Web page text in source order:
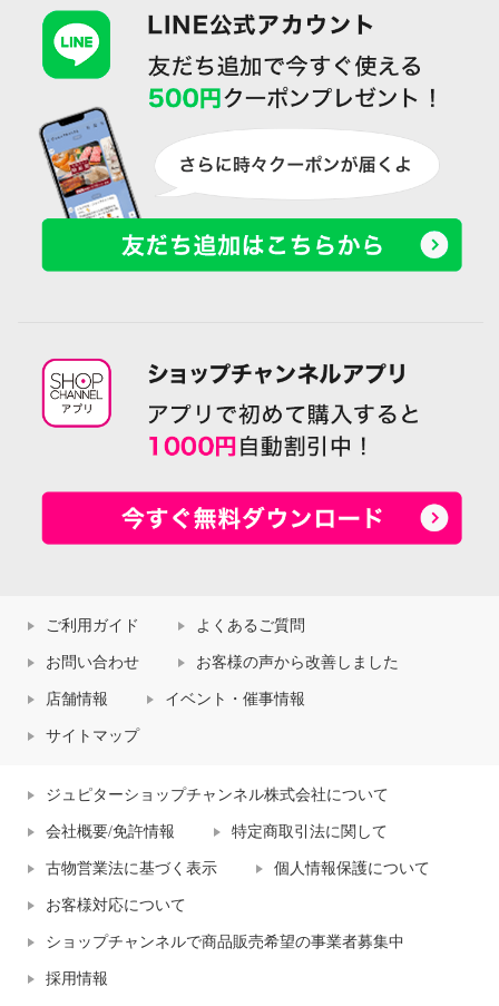
ご利用ガイド よくあるご質問
お問い合わせ お客様の声から改善しました
店舗情報 イベント・催事情報
サイトマップ
ジュピターショップチャンネル株式会社について
会社概要/免許情報 特定商取引法に関して
古物営業法に基づく表示 個人情報保護について
お客様対応について
ショップチャンネルで商品販売希望の事業者募集中
採用情報